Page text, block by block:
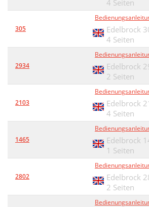
4 Seiten
305
Edelbrock
4 Seiten
2934
Edelbrock
2 Seiten
2103
Edelbrock
4 Seiten
1465
Edelbrock
1 Seiten
2802
Edelbrock
2 Seiten